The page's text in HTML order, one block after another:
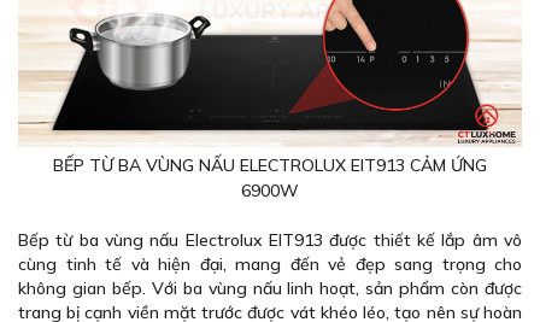
BẾP TỪ BA VÙNG NẤU ELECTROLUX EIT913 CẢM ỨNG
6900W
Bếp từ ba vùng nấu Electrolux EIT913 được thiết kế lắp âm vô
cùng tinh tế và hiện đại, mang đến vẻ đẹp sang trọng cho
không gian bếp. Với ba vùng nấu linh hoạt, sản phẩm còn được
trang bị cạnh viền mặt trước được vát khéo léo, tạo nên sự hoàn